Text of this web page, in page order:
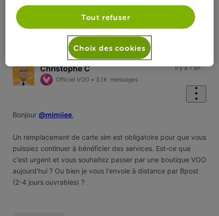
Oldest First
Selected
FirstChristophe C
Officiel VOO • 3.1K messages
il y a 1 an
Bonjour @mimiiee,
Un remplacement de carte sim est obligatoire pour que vous
puissiez continuer à bénéficier des services. Est-ce que
c'est urgent et vous souhaitez passer par une boutique VOO
aujourd'hui ? Ou bien je vous l'envoie à distance par Bpost
(2-4 jours ouvrables) ?
Tout refuser
Choix des cookies